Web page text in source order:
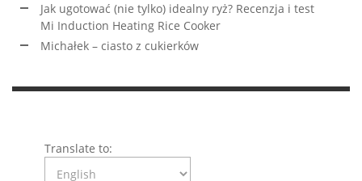
Jak ugotować (nie tylko) idealny ryż? Recenzja i test
Mi Induction Heating Rice Cooker
Michałek – ciasto z cukierków
Translate to: